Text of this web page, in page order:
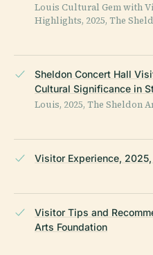
Louis Cultural Gem with
Highlights, 2025, The
Sheldon Concert Hall
Cultural Significance in
Louis, 2025, The Sheldon
Visitor Experience,
Visitor Tips and
Arts Foundation